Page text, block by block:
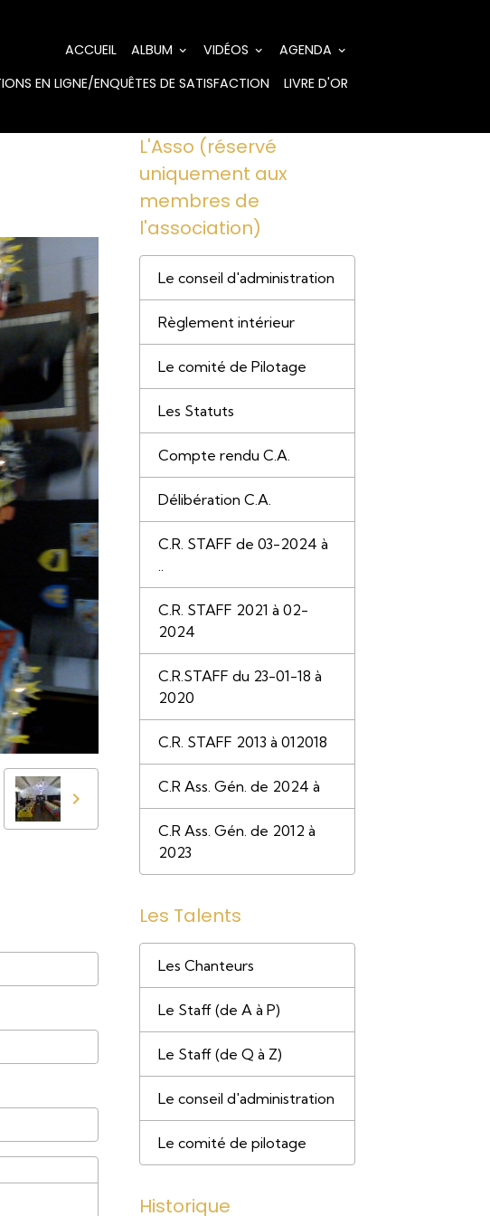
ACCUEIL ALBUM VIDÉOS
AGENDA
EN LIGNE/ENQUÊTES DE SATISFACTION
LIVRE D'OR
L'Asso (réservé
uniquement aux
membres de
l'association)
Le conseil d'administration
Règlement intérieur
Le comité de Pilotage
Les Statuts
Compte rendu C.A.
Délibération C.A.
C.R. STAFF de 03-2024 à
..
C.R. STAFF 2021 à 02-
2024
C.R.STAFF du 23-01-18 à
2020
C.R. STAFF 2013 à 012018
C.R Ass. Gén. de 2024 à
C.R Ass. Gén. de 2012 à
2023
Les Talents
Les Chanteurs
Le Staff (de A à P)
Le Staff (de Q à Z)
Le conseil d'administration
Le comité de pilotage
Historique